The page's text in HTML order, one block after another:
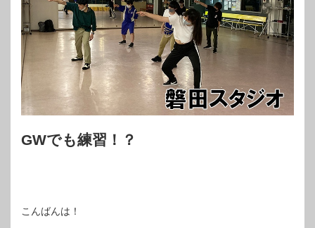
GWでも練習！？
こんばんは！